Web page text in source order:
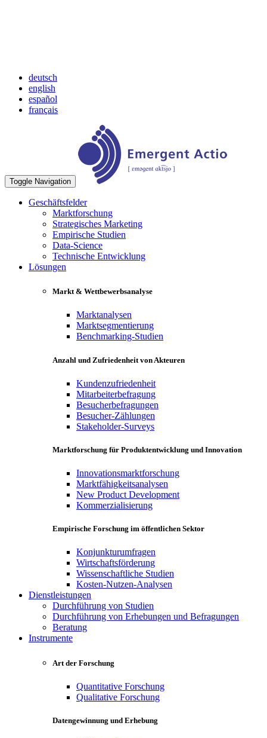
deutsch
english
español
français
Toggle Navigation
Geschäftsfelder
Marktforschung
Strategisches Marketing
Empirische Studien
Data-Science
Technische Entwicklung
Lösungen
Markt & Wettbewerbsanalyse
Marktanalysen
Marktsegmentierung
Benchmarking-Studien
Anzahl und Zufriedenheit von Akteuren
Kundenzufriedenheit
Mitarbeiterbefragung
Besucherbefragungen
Besucher-Zählungen
Stakeholder-Surveys
Marktforschung für Produktentwicklung und Innovation
Innovationsmarktforschung
Marktfähigkeitsanalysen
New Product Development
Kommerzialisierung
Empirische Forschung im öffentlichen Sektor
Konjunkturumfragen
Wirtschaftsförderung
Wissenschaftliche Studien
Kosten-Nutzen-Analysen
Dienstleistungen
Durchführung von Studien
Durchführung von Erhebungen und Befragungen
Beratung
Instrumente
Art der Forschung
Quantitative Forschung
Qualitative Forschung
Datengewinnung und Erhebung